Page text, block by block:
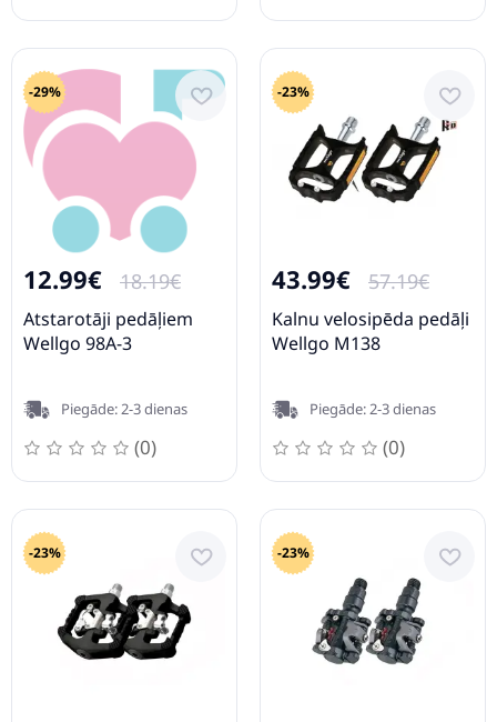
-29%
12.99€ 18.19€
Atstarotāji pedāļiem
Wellgo 98A-3
Piegāde: 2-3 dienas
(0)
-23%
43.99€ 57.19€
Kalnu velosipēda pedāļi
Wellgo M138
Piegāde: 2-3 dienas
(0)
-23% -23%